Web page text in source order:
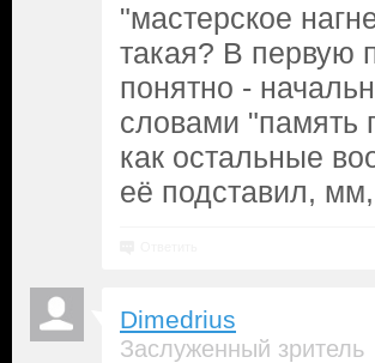
"мастерское
такая? В первую
понятно -
словами "память
как остальные
её подставил,
Dimedrius
Заслуженный зритель